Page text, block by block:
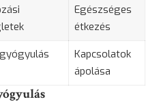
Egészséges
étkezés
Kapcsolatok
ápolása